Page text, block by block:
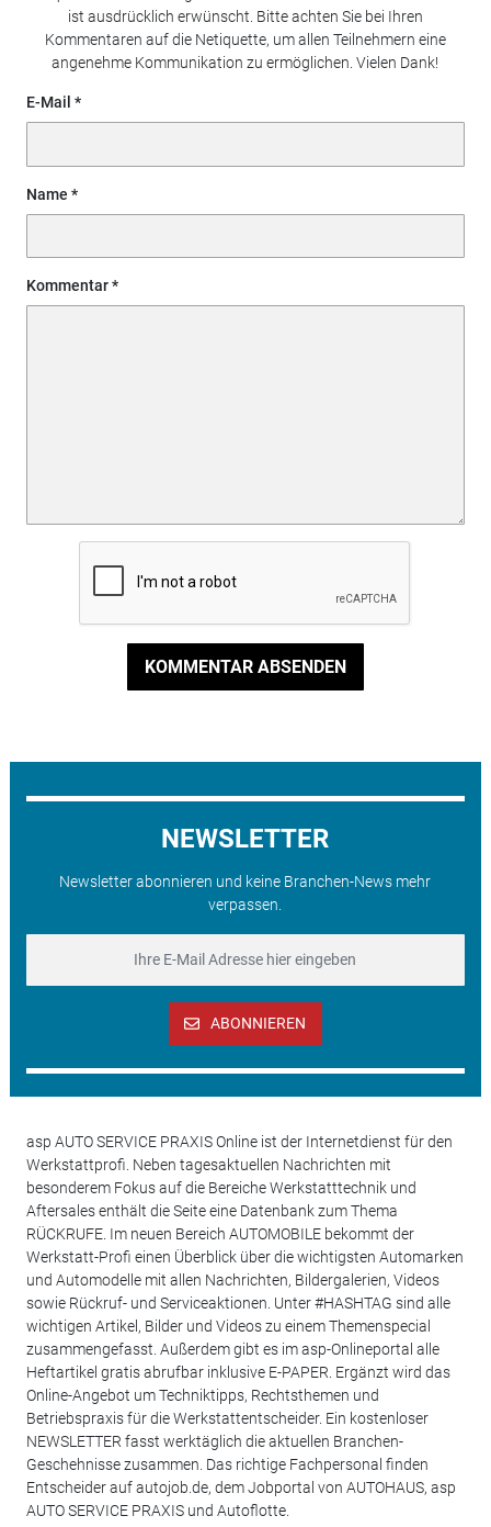
ist ausdrücklich erwünscht. Bitte achten Sie bei Ihren
Kommentaren auf die Netiquette, um allen Teilnehmern eine
angenehme Kommunikation zu ermöglichen. Vielen Dank!
E-Mail
Name
Kommentar
KOMMENTAR ABSENDEN
NEWSLETTER
Newsletter abonnieren und keine Branchen-News mehr
verpassen.
ABONNIEREN
asp AUTO SERVICE PRAXIS Online ist der Internetdienst für den
Werkstattprofi. Neben tagesaktuellen Nachrichten mit
besonderem Fokus auf die Bereiche Werkstatttechnik und
Aftersales enthält die Seite eine Datenbank zum Thema
RÜCKRUFE. Im neuen Bereich AUTOMOBILE bekommt der
Werkstatt-Profi einen Überblick über die wichtigsten Automarken
und Automodelle mit allen Nachrichten, Bildergalerien, Videos
sowie Rückruf- und Serviceaktionen. Unter #HASHTAG sind alle
wichtigen Artikel, Bilder und Videos zu einem Themenspecial
zusammengefasst. Außerdem gibt es im asp-Onlineportal alle
Heftartikel gratis abrufbar inklusive E-PAPER. Ergänzt wird das
Online-Angebot um Techniktipps, Rechtsthemen und
Betriebspraxis für die Werkstattentscheider. Ein kostenloser
NEWSLETTER fasst werktäglich die aktuellen Branchen-
Geschehnisse zusammen. Das richtige Fachpersonal finden
Entscheider auf autojob.de, dem Jobportal von AUTOHAUS, asp
AUTO SERVICE PRAXIS und Autoflotte.